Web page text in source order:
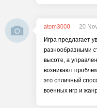
atom3000
20
Игра предлагает
разнообразными
высоте, а
возникают
это отличный
военных игр и